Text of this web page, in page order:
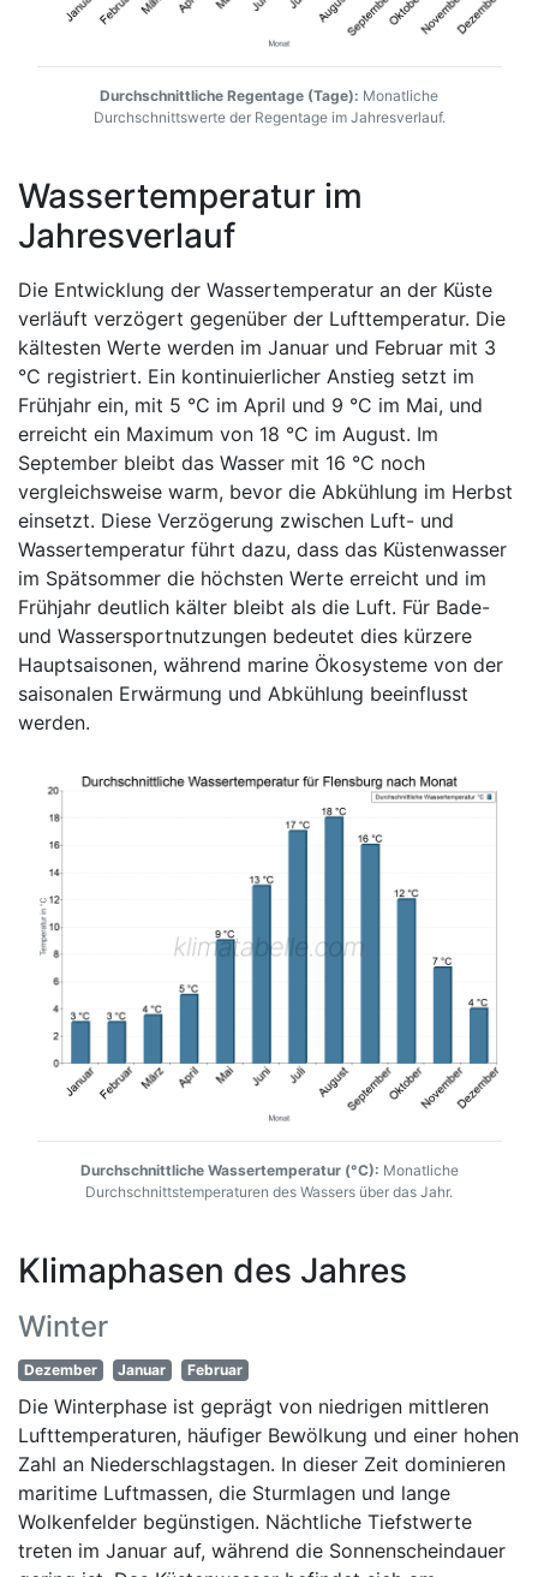
Durchschnittliche Regentage (Tage): Monatliche
Durchschnittswerte der Regentage im Jahresverlauf.
Wassertemperatur im
Jahresverlauf
Die Entwicklung der Wassertemperatur an der Küste
verläuft verzögert gegenüber der Lufttemperatur. Die
kältesten Werte werden im Januar und Februar mit 3
°C registriert. Ein kontinuierlicher Anstieg setzt im
Frühjahr ein, mit 5 °C im April und 9 °C im Mai, und
erreicht ein Maximum von 18 °C im August. Im
September bleibt das Wasser mit 16 °C noch
vergleichsweise warm, bevor die Abkühlung im Herbst
einsetzt. Diese Verzögerung zwischen Luft- und
Wassertemperatur führt dazu, dass das Küstenwasser
im Spätsommer die höchsten Werte erreicht und im
Frühjahr deutlich kälter bleibt als die Luft. Für Bade-
und Wassersportnutzungen bedeutet dies kürzere
Hauptsaisonen, während marine Ökosysteme von der
saisonalen Erwärmung und Abkühlung beeinflusst
werden.
Durchschnittliche Wassertemperatur (°C): Monatliche
Durchschnittstemperaturen des Wassers über das Jahr.
Klimaphasen des Jahres
Winter
Dezember Januar Februar
Die Winterphase ist geprägt von niedrigen mittleren
Lufttemperaturen, häufiger Bewölkung und einer hohen
Zahl an Niederschlagstagen. In dieser Zeit dominieren
maritime Luftmassen, die Sturmlagen und lange
Wolkenfelder begünstigen. Nächtliche Tiefstwerte
treten im Januar auf, während die Sonnenscheindauer